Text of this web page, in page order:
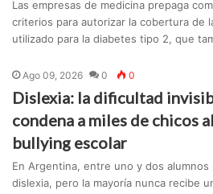
Las empresas de medicina prepaga
criterios para autorizar la cobertura de
utilizado para la diabetes tipo 2, que
Ago 09, 2026 0 0
Dislexia: la dificultad
condena a miles de chicos
bullying escolar
En Argentina, entre uno y dos
dislexia, pero la mayoría nunca recibe